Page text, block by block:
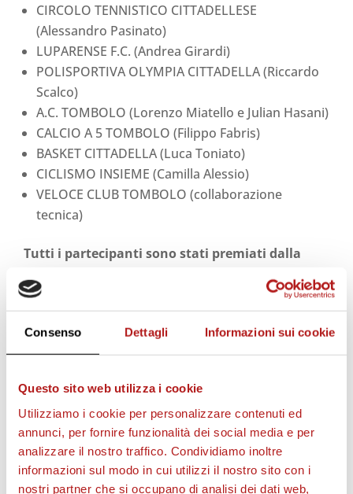
Consenso Dettagli Informazioni sui cookie
Questo sito web utilizza i cookie
Utilizziamo i cookie per personalizzare contenuti ed
annunci, per fornire funzionalità dei social media e per
analizzare il nostro traffico. Condividiamo inoltre
informazioni sul modo in cui utilizzi il nostro sito con i
nostri partner che si occupano di analisi dei dati web,
CIRCOLO TENNISTICO CITTADELLESE
(Alessandro Pasinato)
LUPARENSE F.C. (Andrea Girardi)
POLISPORTIVA OLYMPIA CITTADELLA (Riccardo
Scalco)
A.C. TOMBOLO (Lorenzo Miatello e Julian Hasani)
CALCIO A 5 TOMBOLO (Filippo Fabris)
BASKET CITTADELLA (Luca Toniato)
CICLISMO INSIEME (Camilla Alessio)
VELOCE CLUB TOMBOLO (collaborazione
tecnica)
Tutti i partecipanti sono stati premiati dalla
spiegando la propria attività e
un prestigioso podio pari merito tutto femminile
perAlessio (ciclismo), Zanon (atletica), Baldi
(basket)per i rilevanti risultati azzurri. A loro una
borsa di studio e una targa d’argento. Le interviste
in sala sono state curate da Johnny Lazzarotto
Due Mori riservata a soci e atleti vincitori.
Qualche scatto della premiazione: